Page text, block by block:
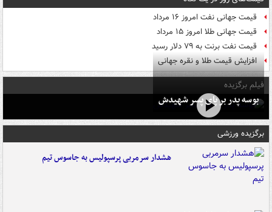
قیمت جهانی نفت امروز ۱۶ مرداد
قیمت جهانی طلا امروز ۱۵ مرداد
قیمت نفت برنت به ۷۹ دلار رسید
افزایش قیمت طلا و نقره جهانی
فیلم برگزیده
بوسه‌ پدر بر پای پسر شهیدش
برگزیده ورزشی
هشدار سرمربی پرسپولیس به جاسوس تیم